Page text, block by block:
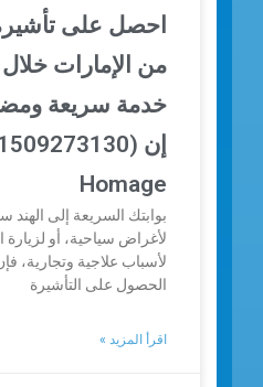
احصل على
من الإمارات
خدمة سريعة
Homage
بوابتك السريعة إلى الهند
لأغراض سياحية، أو لزيارة
لأسباب علاجية وتجارية،
الحصول على التأشيرة
اقرأ المزيد »